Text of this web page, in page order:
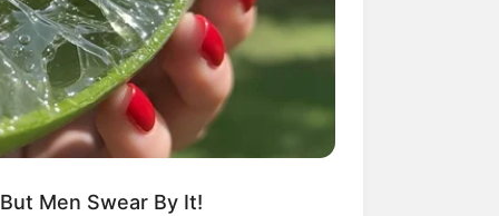
Ngakak, 10 Potret
Murah Pakai Bahan
Men Swear By It!